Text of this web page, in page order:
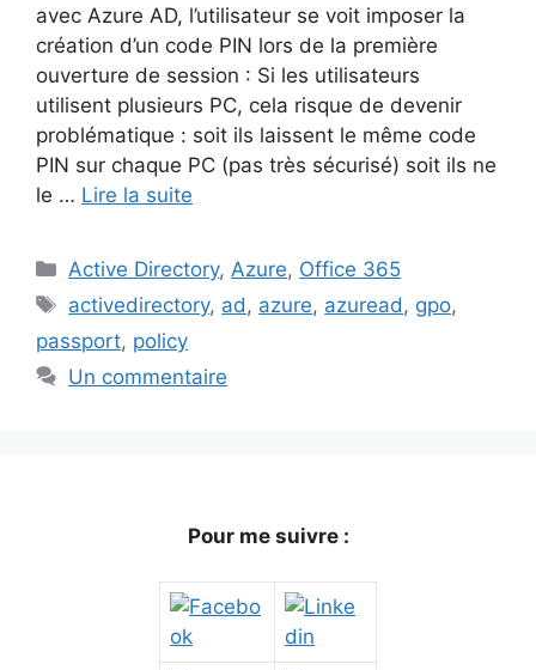
avec Azure AD, l’utilisateur se voit imposer la
création d’un code PIN lors de la première
ouverture de session : Si les utilisateurs
utilisent plusieurs PC, cela risque de devenir
problématique : soit ils laissent le même code
PIN sur chaque PC (pas très sécurisé) soit ils ne
le … Lire la suite
Catégories
Active Directory,Azure, Office 365
Étiquettes
activedirectory, ad, azure, azuread, gpo,
passport, policy
Un commentaire
Pour me suivre :